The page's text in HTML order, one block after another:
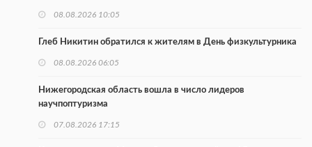
08.08.2026 10:05
Глеб Никитин обратился к жителям в День физкультурника
08.08.2026 06:05
Нижегородская область вошла в число лидеров
научпоптуризма
07.08.2026 17:15